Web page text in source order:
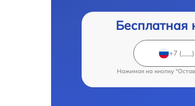
Бесплатная
Нажимая на кнопку